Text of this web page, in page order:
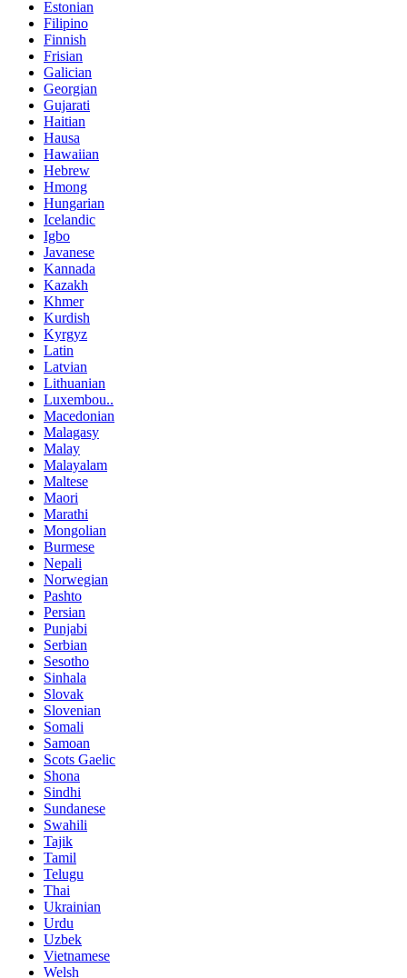
Estonian
Filipino
Finnish
Frisian
Galician
Georgian
Gujarati
Haitian
Hausa
Hawaiian
Hebrew
Hmong
Hungarian
Icelandic
Igbo
Javanese
Kannada
Kazakh
Khmer
Kurdish
Kyrgyz
Latin
Latvian
Lithuanian
Luxembou..
Macedonian
Malagasy
Malay
Malayalam
Maltese
Maori
Marathi
Mongolian
Burmese
Nepali
Norwegian
Pashto
Persian
Punjabi
Serbian
Sesotho
Sinhala
Slovak
Slovenian
Somali
Samoan
Scots Gaelic
Shona
Sindhi
Sundanese
Swahili
Tajik
Tamil
Telugu
Thai
Ukrainian
Urdu
Uzbek
Vietnamese
Welsh